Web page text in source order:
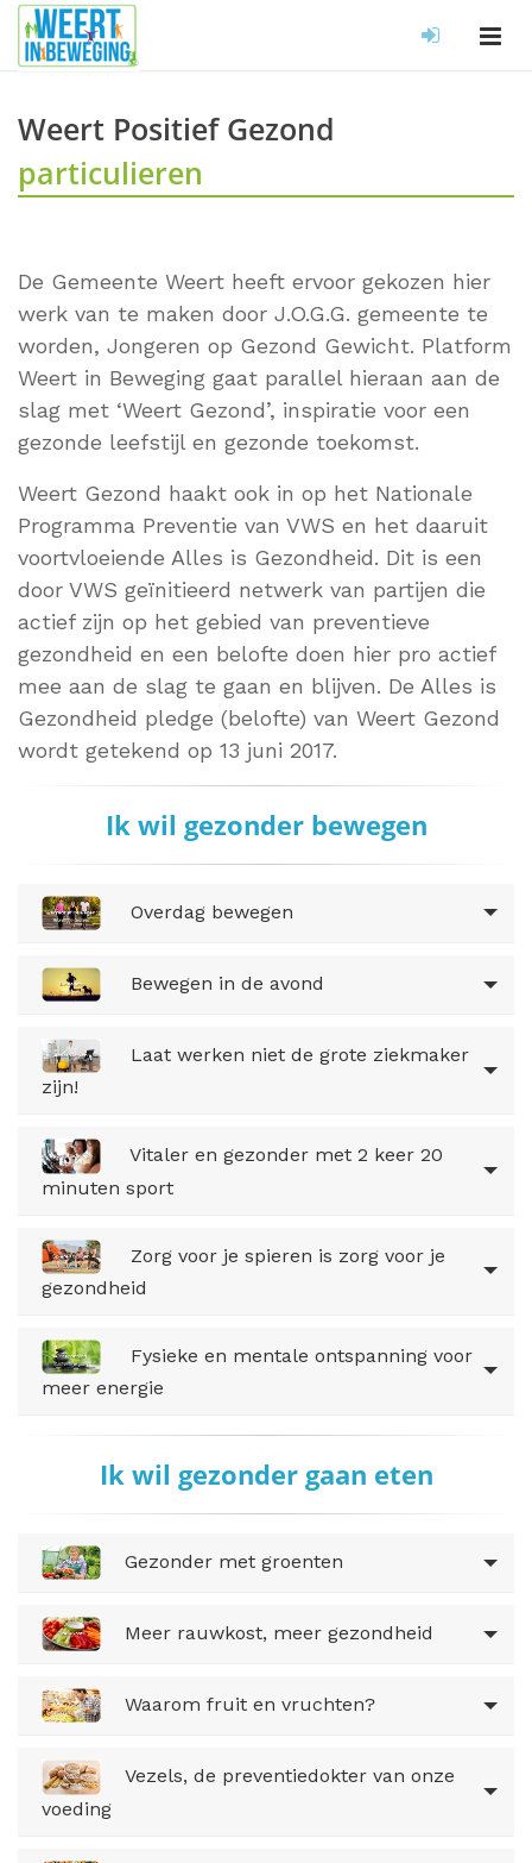
Weert Positief Gezond
particulieren
De Gemeente Weert heeft ervoor gekozen hier
werk van te maken door J.O.G.G. gemeente te
worden, Jongeren op Gezond Gewicht. Platform
Weert in Beweging gaat parallel hieraan aan de
slag met ‘Weert Gezond’, inspiratie voor een
gezonde leefstijl en gezonde toekomst.
Weert Gezond haakt ook in op het Nationale
Programma Preventie van VWS en het daaruit
voortvloeiende Alles is Gezondheid. Dit is een
door VWS geïnitieerd netwerk van partijen die
actief zijn op het gebied van preventieve
gezondheid en een belofte doen hier pro actief
mee aan de slag te gaan en blijven. De Alles is
Gezondheid pledge (belofte) van Weert Gezond
wordt getekend op 13 juni 2017.
Ik wil gezonder bewegen
Overdag bewegen
Bewegen in de avond
Laat werken niet de grote ziekmaker
zijn!
Vitaler en gezonder met 2 keer 20
minuten sport
Zorg voor je spieren is zorg voor je
gezondheid
Fysieke en mentale ontspanning voor
meer energie
Ik wil gezonder gaan eten
Gezonder met groenten
Meer rauwkost, meer gezondheid
Waarom fruit en vruchten?
Vezels, de preventiedokter van onze
voeding